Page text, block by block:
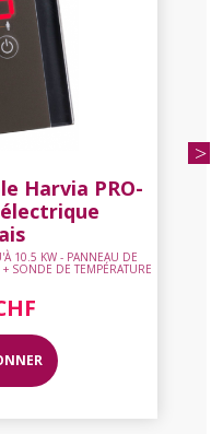
Harvia PRO-
10.5 KW - PANNEAU DE
SONDE DE TEMPÉRATURE